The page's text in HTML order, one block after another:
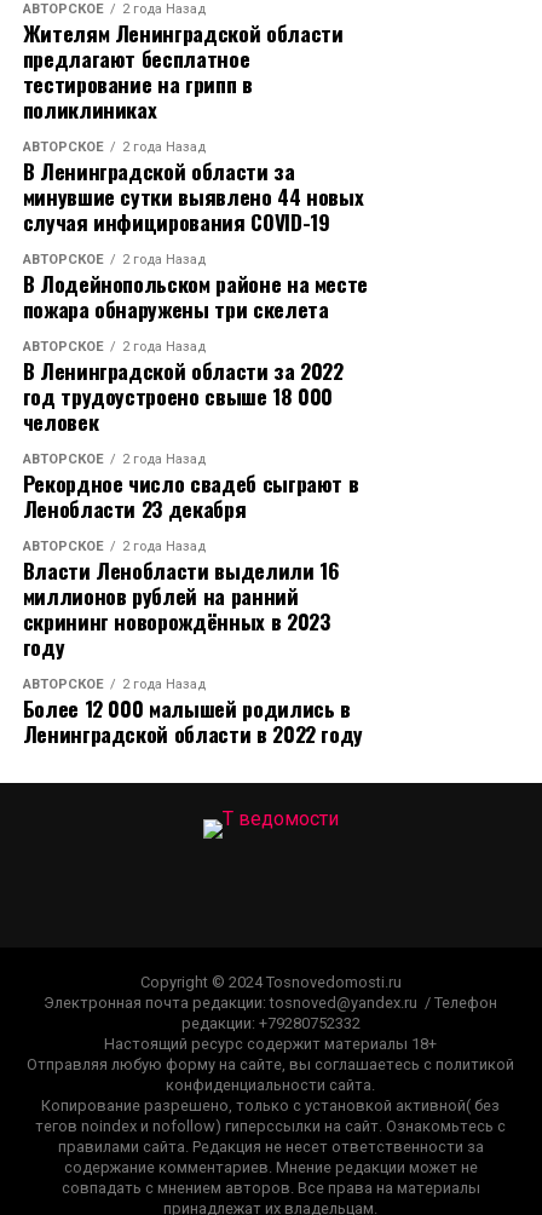
АВТОРСКОЕ 2 года Назад
Жителям Ленинградской области
предлагают бесплатное
тестирование на грипп в
поликлиниках
АВТОРСКОЕ 2 года Назад
В Ленинградской области за
минувшие сутки выявлено 44 новых
случая инфицирования COVID-19
АВТОРСКОЕ 2 года Назад
В Лодейнопольском районе на месте
пожара обнаружены три скелета
АВТОРСКОЕ 2 года Назад
В Ленинградской области за 2022
год трудоустроено свыше 18 000
человек
АВТОРСКОЕ 2 года Назад
Рекордное число свадеб сыграют в
Ленобласти 23 декабря
АВТОРСКОЕ 2 года Назад
Власти Ленобласти выделили 16
миллионов рублей на ранний
скрининг новорождённых в 2023
году
АВТОРСКОЕ 2 года Назад
Более 12 000 малышей родились в
Ленинградской области в 2022 году
Copyright © 2024 Tosnovedomosti.ru
Электронная почта редакции: tosnoved@yandex.ru / Телефон
редакции: +79280752332
Настоящий ресурс содержит материалы 18+
Отправляя любую форму на сайте, вы соглашаетесь с политикой
конфиденциальности сайта.
Копирование разрешено, только с установкой активной( без
тегов noindex и nofollow) гиперссылки на сайт. Ознакомьтесь с
правилами сайта. Редакция не несет ответственности за
содержание комментариев. Мнение редакции может не
совпадать с мнением авторов. Все права на материалы
принадлежат их владельцам.